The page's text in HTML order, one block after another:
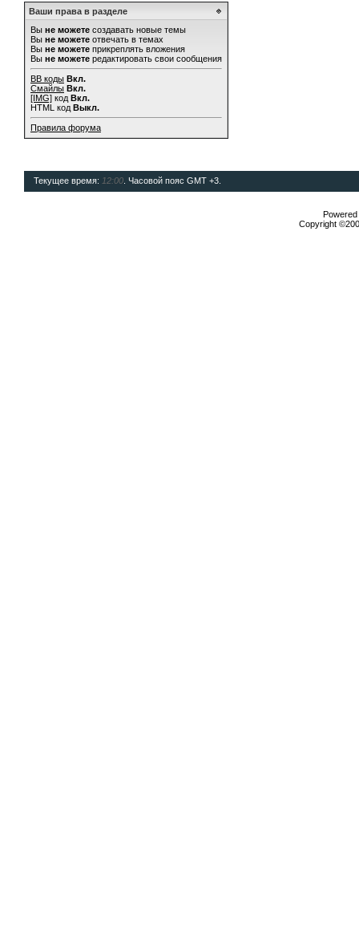
Ваши права в разделе
Вы не можете создавать новые темы
Вы не можете отвечать в темах
Вы не можете прикреплять вложения
Вы не можете редактировать свои сообщения
BB коды Вкл.
Смайлы Вкл.
[IMG] код Вкл.
HTML код Выкл.
Правила форума
Текущее время: 12:00 . Часовой пояс GMT +3.
Copyright